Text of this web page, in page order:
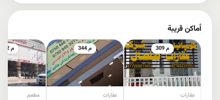
أماكن قريبة
309 م
عقارات
344 م
عقارات
392 م
مطعم